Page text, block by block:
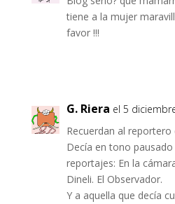
tiene a la mujer
favor !!!
G. Riera el 5
Recuerdan al
Decía en tono
reportajes: En la
Dineli. El Observador.
Y a aquella que decía